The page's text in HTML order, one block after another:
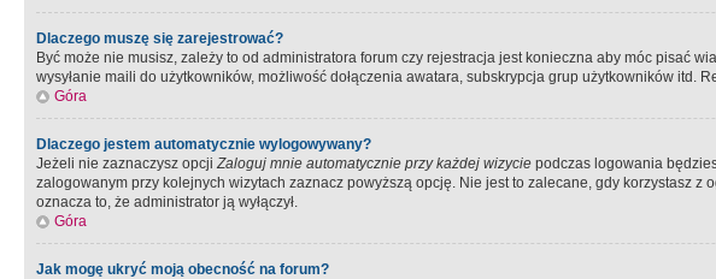
Dlaczego muszę się zarejestrować?
Być może nie musisz, zależy to od administratora forum czy rejestracja jest konieczna aby móc pisać
wysyłanie maili do użytkowników, możliwość dołączenia awatara, subskrypcja grup użytkowników itd.
Góra
Dlaczego jestem automatycznie wylogowywany?
Jeżeli nie zaznaczysz opcjiZaloguj mnie automatycznie przy każdej wizycie podczas logowania
zalogowanym przy kolejnych wizytach zaznacz powyższą opcję. Nie jest to zalecane, gdy korzystasz
oznacza to, że administrator ją wyłączył.
Góra
Jak mogę ukryć moją obecność na forum?